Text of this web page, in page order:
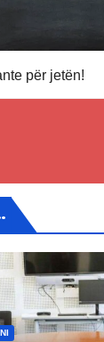
për jetën!